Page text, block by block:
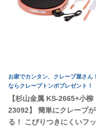
お家でカンタン、クレープ屋さん
ならクレープトンボプレゼント！
【杉山金属 KS-2665+小柳
23092】 簡単にクレープ
る！ こびりつきにくいフ